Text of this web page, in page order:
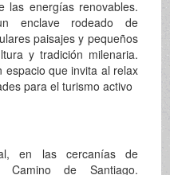
las energías renovables.
enclave rodeado de
paisajes y pequeños
y tradición milenaria.
espacio que invita al relax
para el turismo activo
en las cercanías de
de Santiago.